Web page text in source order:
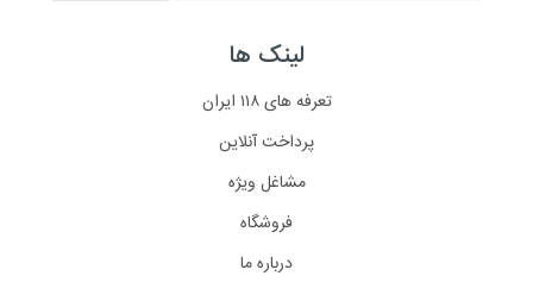
لینک ها
تعرفه های ۱۱۸ ایران
پرداخت آنلاین
مشاغل ویژه
فروشگاه
درباره ما